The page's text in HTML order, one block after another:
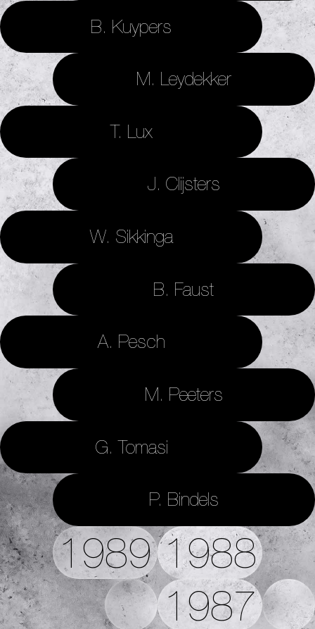
B. Kuypers
M. Leydekker
T. Lux
J. Clijsters
W. Sikkinga
B. Faust
A. Pesch
M. Peeters
G. Tomasi
P. Bindels
1989 1988
1987